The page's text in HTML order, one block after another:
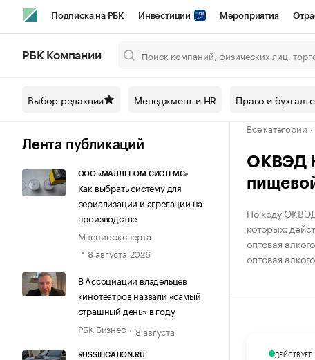
Подписка на РБК Инвестиции Мероприятия
Спецпроекты СПб Конференции СПб Спецпроекты
Технологии и медиа
РБК Компании
Выбор редакции Менеджмент и HR Право и
Лента публикаций
ООО «МАЛЛЕНОМ СИСТЕМС»
Как выбрать систему для
сериализации и агрегации на
производстве
Мнение эксперта
8 августа 2026
В Ассоциации владельцев
кинотеатров назвали «самый
страшный день» в году
РБК Бизнес
8 августа
RUSSIFICATION.RU
Все категории
ОКВЭД
По коду
которых:
оптовая
оптовая
ДЕЙСТВУЕТ